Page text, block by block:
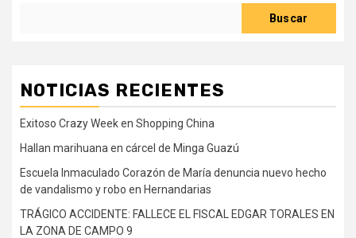
Buscar
NOTICIAS RECIENTES
Exitoso Crazy Week en Shopping China
Hallan marihuana en cárcel de Minga Guazú
Escuela Inmaculado Corazón de María denuncia nuevo hecho
de vandalismo y robo en Hernandarias
TRÁGICO ACCIDENTE: FALLECE EL FISCAL EDGAR TORALES EN
LA ZONA DE CAMPO 9